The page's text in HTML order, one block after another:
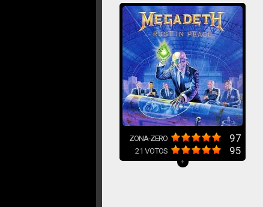
ZONA-ZERO 97
21 VOTOS 95
+